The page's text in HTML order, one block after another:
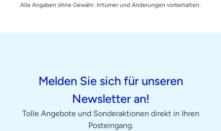
Alle Angaben ohne Gewähr. Irrtümer und Änderungen vorbehalten.
Melden Sie sich für unseren
Newsletter an!
Tolle Angebote und Sonderaktionen direkt in Ihren
Posteingang.